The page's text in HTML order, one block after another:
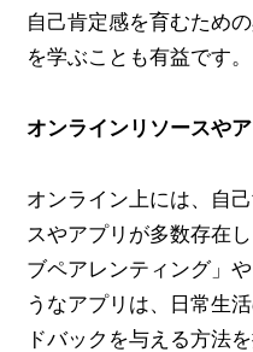
自己肯定感を育むため
を学ぶことも有益です。
オンラインリソースや
オンライン上には、自
スやアプリが多数存在
ブペアレンティング」
うなアプリは、日常生
ドバックを与える方法